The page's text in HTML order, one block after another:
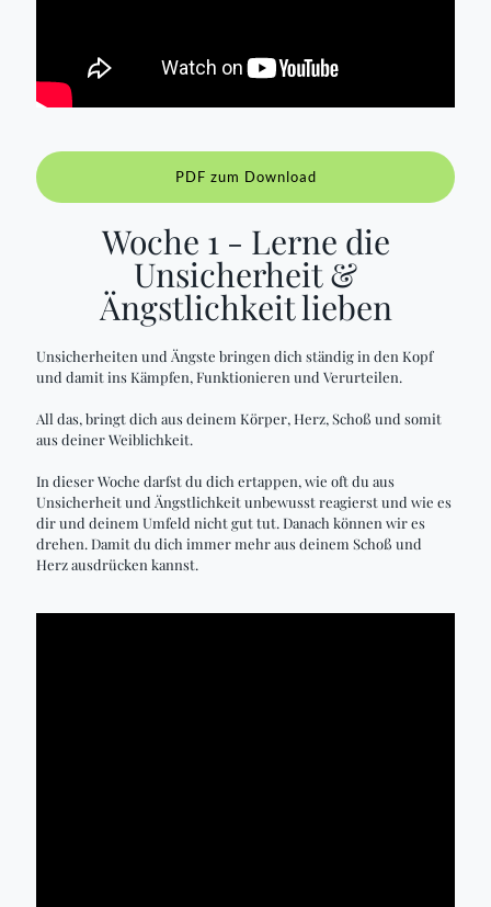
PDF zum Download
Woche 1 - Lerne die
Unsicherheit &
Ängstlichkeit lieben
Unsicherheiten und Ängste bringen dich ständig in den Kopf
und damit ins Kämpfen, Funktionieren und Verurteilen.
All das, bringt dich aus deinem Körper, Herz, Schoß und somit
aus deiner Weiblichkeit.
In dieser Woche darfst du dich ertappen, wie oft du aus
Unsicherheit und Ängstlichkeit unbewusst reagierst und wie es
dir und deinem Umfeld nicht gut tut. Danach können wir es
drehen. Damit du dich immer mehr aus deinem Schoß und
Herz ausdrücken kannst.